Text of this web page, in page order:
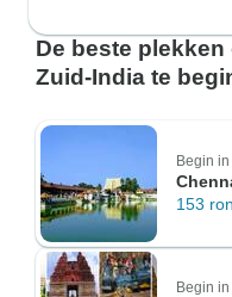
De beste
Zuid-India te
Begin in
153
Begin in